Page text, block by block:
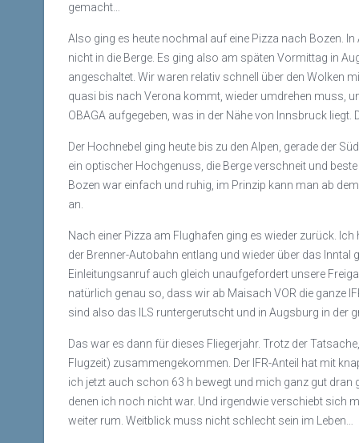
gemacht…
Also ging es heute nochmal auf eine Pizza nach Bozen.
nicht in die Berge. Es ging also am späten Vormittag in
angeschaltet. Wir waren relativ schnell über den Wolken
quasi bis nach Verona kommt, wieder umdrehen muss,
OBAGA aufgegeben, was in der Nähe von Innsbruck
Der Hochnebel ging heute bis zu den Alpen, gerade der
ein optischer Hochgenuss, die Berge verschneit und
Bozen war einfach und ruhig, im Prinzip kann man ab
an.
Nach einer Pizza am Flughafen ging es wieder zurück.
der Brenner-Autobahn entlang und wieder über das
Einleitungsanruf auch gleich unaufgefordert unsere
natürlich genau so, dass wir ab Maisach VOR die ganze
sind also das ILS runtergerutscht und in Augsburg in der
Das war es dann für dieses Fliegerjahr. Trotz der
Flugzeit) zusammengekommen. Der IFR-Anteil hat mit
ich jetzt auch schon 63 h bewegt und mich ganz gut
denen ich noch nicht war. Und irgendwie verschiebt sich
weiter rum. Weitblick muss nicht schlecht sein im Leben…